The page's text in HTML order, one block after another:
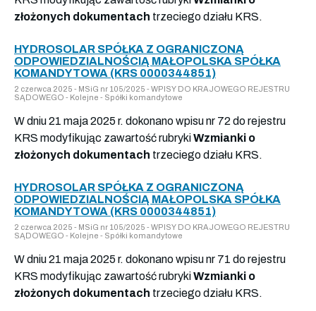
złożonych dokumentach trzeciego działu KRS.
HYDROSOLAR SPÓŁKA Z OGRANICZONĄ
ODPOWIEDZIALNOŚCIĄ MAŁOPOLSKA SPÓŁKA
KOMANDYTOWA (KRS 0000344851)
2 czerwca 2025 - MSiG nr 105/2025 - WPISY DO KRAJOWEGO REJESTRU
SĄDOWEGO - Kolejne - Spółki komandytowe
W dniu 21 maja 2025 r. dokonano wpisu nr 72 do rejestru
KRS modyfikując zawartość rubrykiWzmianki o
złożonych dokumentach trzeciego działu KRS.
HYDROSOLAR SPÓŁKA Z OGRANICZONĄ
ODPOWIEDZIALNOŚCIĄ MAŁOPOLSKA SPÓŁKA
KOMANDYTOWA (KRS 0000344851)
2 czerwca 2025 - MSiG nr 105/2025 - WPISY DO KRAJOWEGO REJESTRU
SĄDOWEGO - Kolejne - Spółki komandytowe
W dniu 21 maja 2025 r. dokonano wpisu nr 71 do rejestru
KRS modyfikując zawartość rubrykiWzmianki o
złożonych dokumentach trzeciego działu KRS.